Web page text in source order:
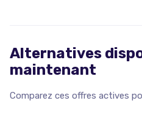
Alternatives
maintenant
Comparez ces offres actives